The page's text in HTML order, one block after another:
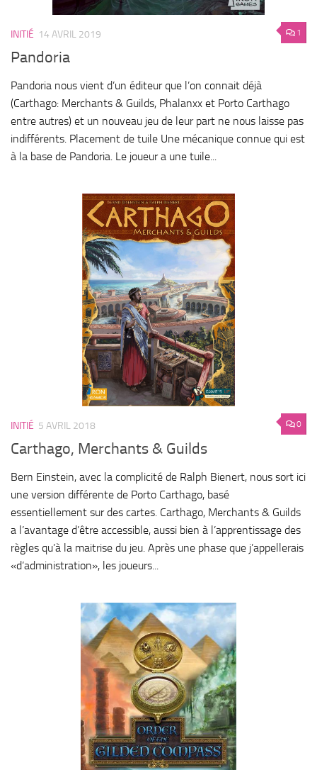
1
INITIÉ 14 AVRIL 2019
Pandoria
Pandoria nous vient d’un éditeur que l’on connait déjà
(Carthago: Merchants & Guilds, Phalanxx et Porto Carthago
entre autres) et un nouveau jeu de leur part ne nous laisse pas
indifférents. Placement de tuile Une mécanique connue qui est
à la base de Pandoria. Le joueur a une tuile...
0
INITIÉ 5 AVRIL 2018
Carthago, Merchants & Guilds
Bern Einstein, avec la complicité de Ralph Bienert, nous sort ici
une version différente de Porto Carthago, basé
essentiellement sur des cartes. Carthago, Merchants & Guilds
a l’avantage d’être accessible, aussi bien à l’apprentissage des
règles qu’à la maitrise du jeu. Après une phase que j’appellerais
«d’administration», les joueurs...